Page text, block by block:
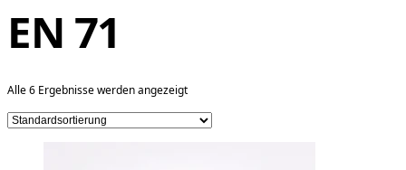
EN 71
Alle 6 Ergebnisse werden angezeigt